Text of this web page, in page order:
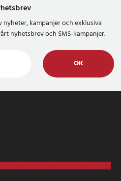
kampanjer och exklusiva
nyhetsbrev och SMS-kampanjer.
OK